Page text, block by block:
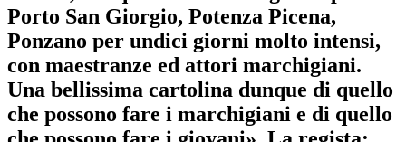
Porto San Giorgio, Potenza Picena,
Ponzano per undici giorni molto intensi,
con maestranze ed attori marchigiani.
Una bellissima cartolina dunque di quello
che possono fare i marchigiani e di quello